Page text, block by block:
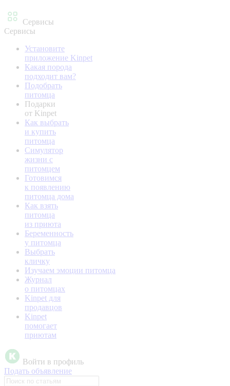
Сервисы
Сервисы
Установите
приложение Kinpet
Какая порода
подходит вам?
Подобрать
питомца
Подарки
от Kinpet
Как выбрать
и купить
питомца
Симулятор
жизни с
питомцем
Готовимся
к появлению
питомца дома
Как взять
питомца
из приюта
Беременность
у питомца
Выбрать
кличку
Изучаем эмоции питомца
Журнал
о питомцах
Kinpet для
продавцов
Kinpet
помогает
приютам
Войти в профиль
Подать объявление